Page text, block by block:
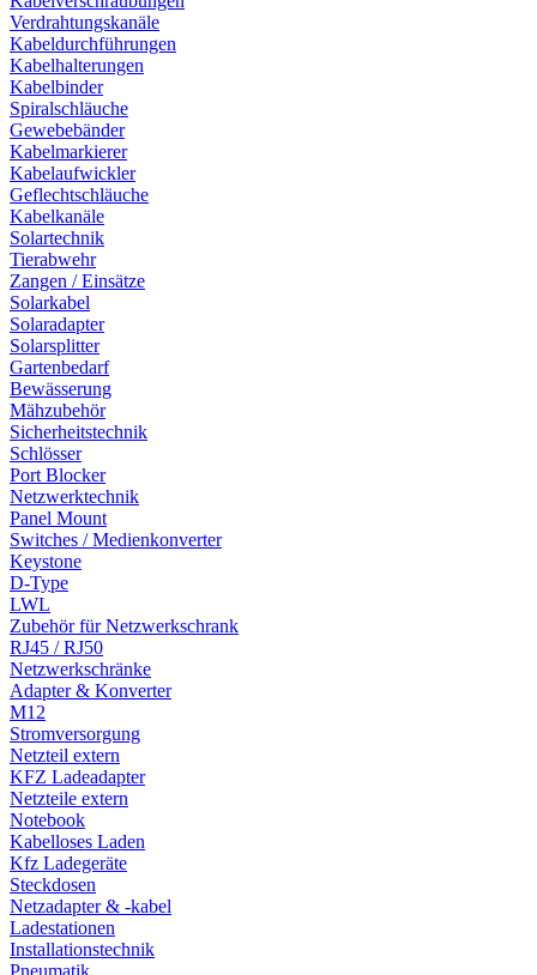
Verdrahtungskanäle
Kabeldurchführungen
Kabelhalterungen
Kabelbinder
Spiralschläuche
Gewebebänder
Kabelmarkierer
Kabelaufwickler
Geflechtschläuche
Kabelkanäle
Solartechnik
Tierabwehr
Zangen / Einsätze
Solarkabel
Solaradapter
Solarsplitter
Gartenbedarf
Bewässerung
Mähzubehör
Sicherheitstechnik
Schlösser
Port Blocker
Netzwerktechnik
Panel Mount
Switches / Medienkonverter
Keystone
D-Type
LWL
Zubehör für Netzwerkschrank
RJ45 / RJ50
Netzwerkschränke
Adapter & Konverter
M12
Stromversorgung
Netzteil extern
KFZ Ladeadapter
Netzteile extern
Notebook
Kabelloses Laden
Kfz Ladegeräte
Steckdosen
Netzadapter & -kabel
Ladestationen
Installationstechnik
Pneumatik